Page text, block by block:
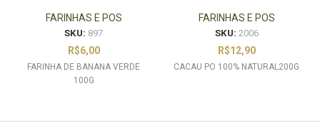
100G
FARINHAS E POS
SKU: 897
R$6,00
FARINHA DE BANANA VERDE
100G
FARINHAS E POS
SKU: 2006
R$12,90
CACAU PO 100% NATURAL200G